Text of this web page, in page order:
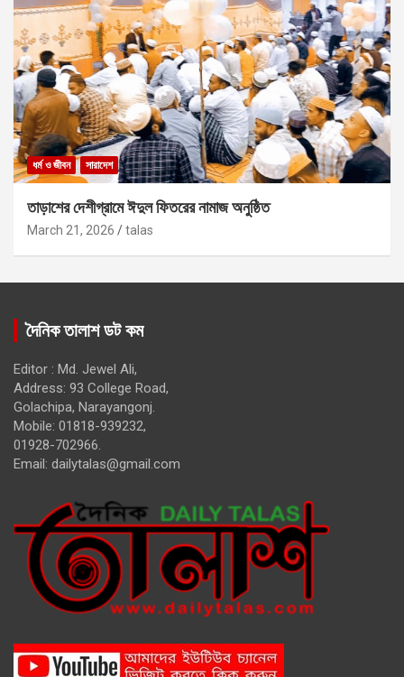
ধর্ম ও জীবন সারাদেশ
তাড়াশের দেশীগ্রামে ঈদুল ফিতরের নামাজ অনুষ্ঠিত
March 21, 2026 talas
দৈনিক তালাশ ডট কম
Editor : Md. Jewel Ali,
Address: 93 College Road,
Golachipa, Narayangonj.
Mobile: 01818-939232,
01928-702966.
Email: dailytalas@gmail.com